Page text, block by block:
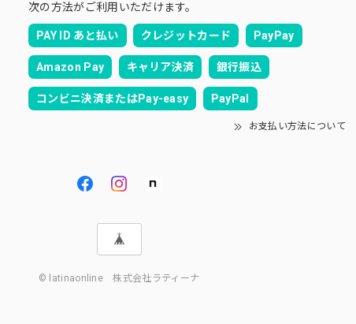
次の方法がご利用いただけます。
PAY ID あと払い クレジットカード PayPay
Amazon Pay キャリア決済 銀行振込
コンビニ決済またはPay-easy PayPal
お支払い方法について
© latinaonline 株式会社ラティーナ